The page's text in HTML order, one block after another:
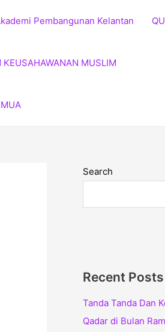
Pembangunan Kelantan
KEUSAHAWANAN MUSLIM
Search
Recent Posts
Tanda Tanda Dan
Qadar di Bulan